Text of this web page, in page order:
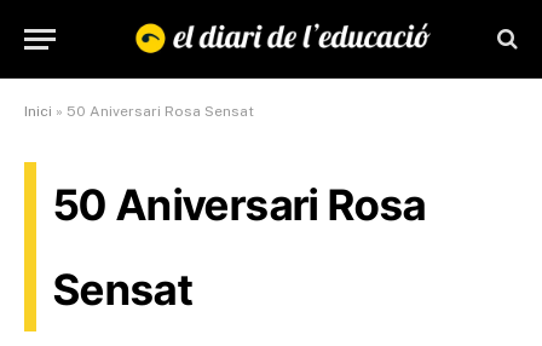
Inici » 50 Aniversari Rosa Sensat
50 Aniversari Rosa
Sensat